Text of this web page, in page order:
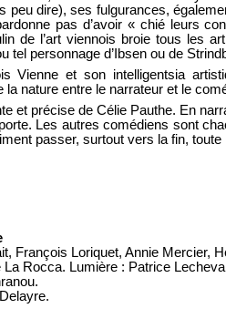
peu dire), ses fulgurances,
pas d’avoir « chié leurs
de l’art viennois broie tous les
tel personnage d’Ibsen ou de
Vienne et son intelligentsia
nature entre le narrateur et le
et précise de Célie Pauthe. En
Les autres comédiens sont
passer, surtout vers la fin,
François Loriquet, Annie Mercier,
La Rocca. Lumière : Patrice